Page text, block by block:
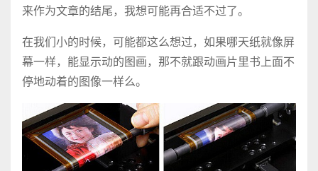
来作为文章的结尾，我想可能再合适不过了。
在我们小的时候，可能都这么想过，如果哪天纸就像屏
幕一样，能显示动的图画，那不就跟动画片里书上面不
停地动着的图像一样么。